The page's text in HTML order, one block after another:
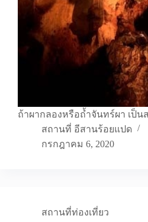
ถ้าผากลองหรือถ้ำจันทร์ผา เป็
สถานที่ อีสานร้อยแปด
กรกฎาคม 6, 2020
สถานที่ท่องเที่ยว